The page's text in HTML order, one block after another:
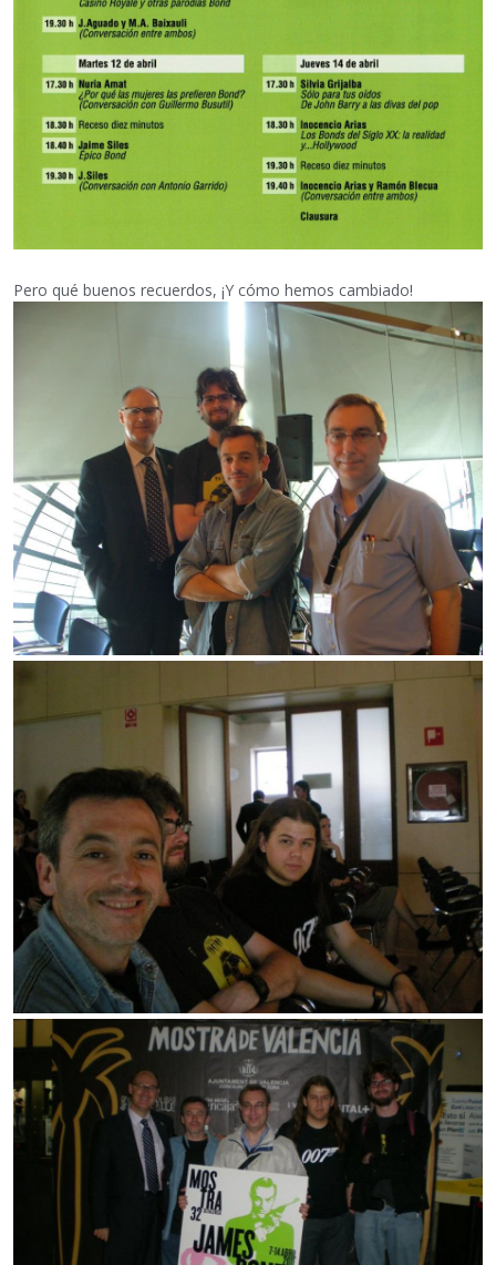
Pero qué buenos recuerdos, ¡Y cómo hemos cambiado!